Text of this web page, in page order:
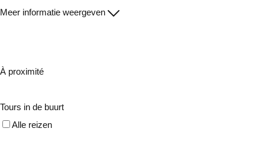
Meer informatie weergeven
À proximité
Tours in de buurt
Alle reizen